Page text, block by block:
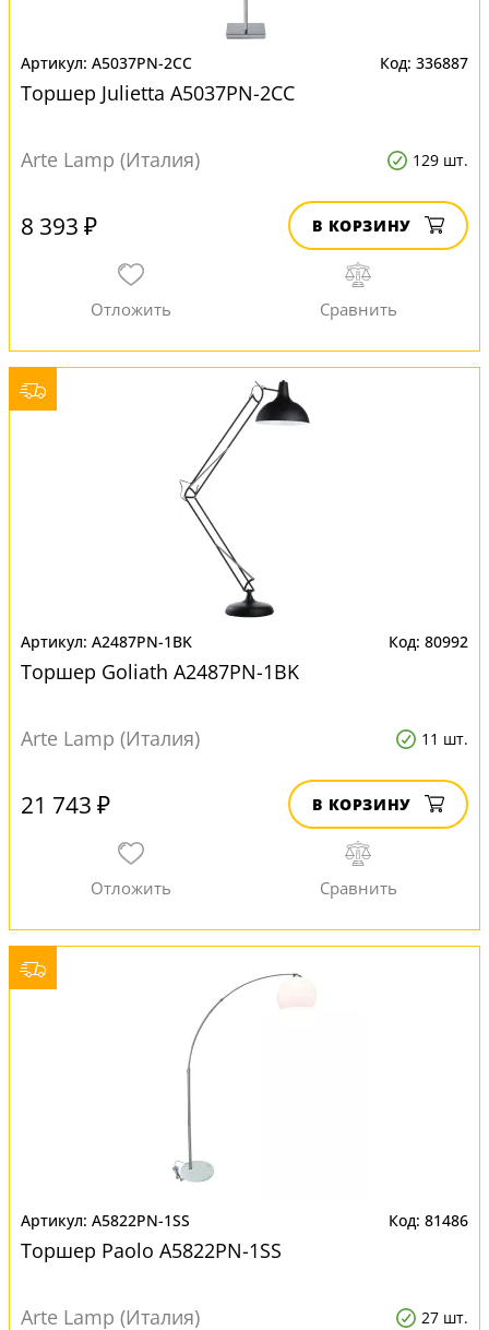
A5037PN-2CC 336887
Торшер Julietta A5037PN-2CC
Arte Lamp (Италия) 129 шт.
8 393 ₽ В КОРЗИНУ
A2487PN-1BK 80992
Торшер Goliath A2487PN-1BK
Arte Lamp (Италия) 11 шт.
21 743 ₽ В КОРЗИНУ
A5822PN-1SS 81486
Торшер Paolo A5822PN-1SS
Arte Lamp (Италия) 27 шт.